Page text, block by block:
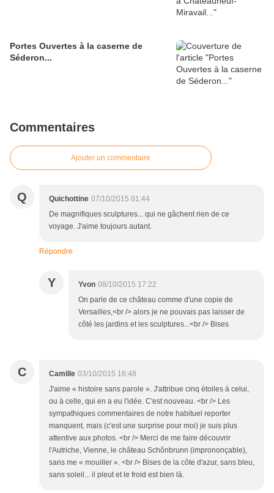
Portes Ouvertes à la caserne de
Séderon...
Commentaires
Ajouter un commentaire
Q Quichottine 07/10/2015 01:44
De magnifiques sculptures... qui ne gâchent rien de ce
voyage. J'aime toujours autant.
Répondre
Y Yvon 08/10/2015 17:22
On parle de ce château comme d'une copie de
Versailles,<br /> alors je ne pouvais pas laisser de
côté les jardins et les sculptures...<br /> Bises
C Camille 03/10/2015 16:48
J'aime « histoire sans parole ». J'attribue cinq étoiles à celui,
ou à celle, qui en a eu l'idée. C'est nouveau. <br /> Les
sympathiques commentaires de notre habituel reporter
manquent, mais (c'est une surprise pour moi) je suis plus
attentive aux photos. <br /> Merci de me faire découvrir
l'Autriche, Vienne, le château Schônbrunn (imprononçable),
sans me « mouiller ». <br /> Bises de la côte d'azur, sans bleu,
sans soleil... il pleut et le froid est bien là.